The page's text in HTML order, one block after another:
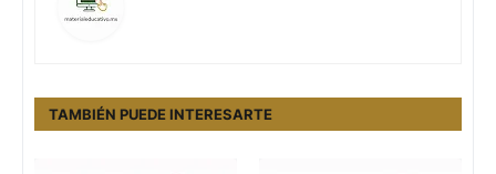
TAMBIÉN PUEDE INTERESARTE